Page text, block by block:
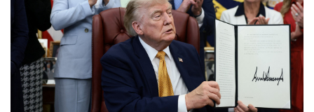
อย่างไรก็ตาม ประเด็นปัญหาที่น่าวิตกมากที่สุดคือเรื่องของ
ราคาอาหารที่อาจเป็นจุดพลิกผันที่ยากจะคาดเดา เพราะเมื่อ
ผู้คนหิวโหยย่อมทำให้เกิดเหตุที่คาดไม่ถึงได้ โดยเบื้องต้นมี
การประเมินว่าราคาอาหารที่แพงขึ้น บวกกับซัพพลายอาหาร
ที่ลดลงจนทำให้อาหารเข้าถึงได้ยาก ทำให้มีผู้คนหิวโหยมาก
ถึง 1,500 ล้านคนทั่วโลก